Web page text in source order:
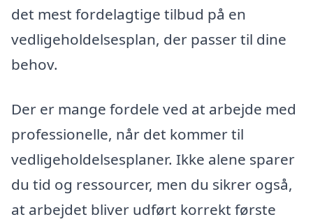
det mest fordelagtige tilbud på en
vedligeholdelsesplan, der passer til dine
behov.
Der er mange fordele ved at arbejde med
professionelle, når det kommer til
vedligeholdelsesplaner. Ikke alene sparer
du tid og ressourcer, men du sikrer også,
at arbejdet bliver udført korrekt første